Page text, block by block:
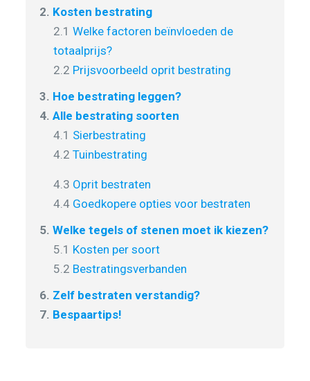
2. Kosten bestrating
2.1 Welke factoren beïnvloeden de
totaalprijs?
2.2 Prijsvoorbeeld oprit bestrating
3. Hoe bestrating leggen?
4. Alle bestrating soorten
4.1 Sierbestrating
4.2 Tuinbestrating
4.3 Oprit bestraten
4.4 Goedkopere opties voor bestraten
5. Welke tegels of stenen moet ik kiezen?
5.1 Kosten per soort
5.2 Bestratingsverbanden
6. Zelf bestraten verstandig?
7. Bespaartips!